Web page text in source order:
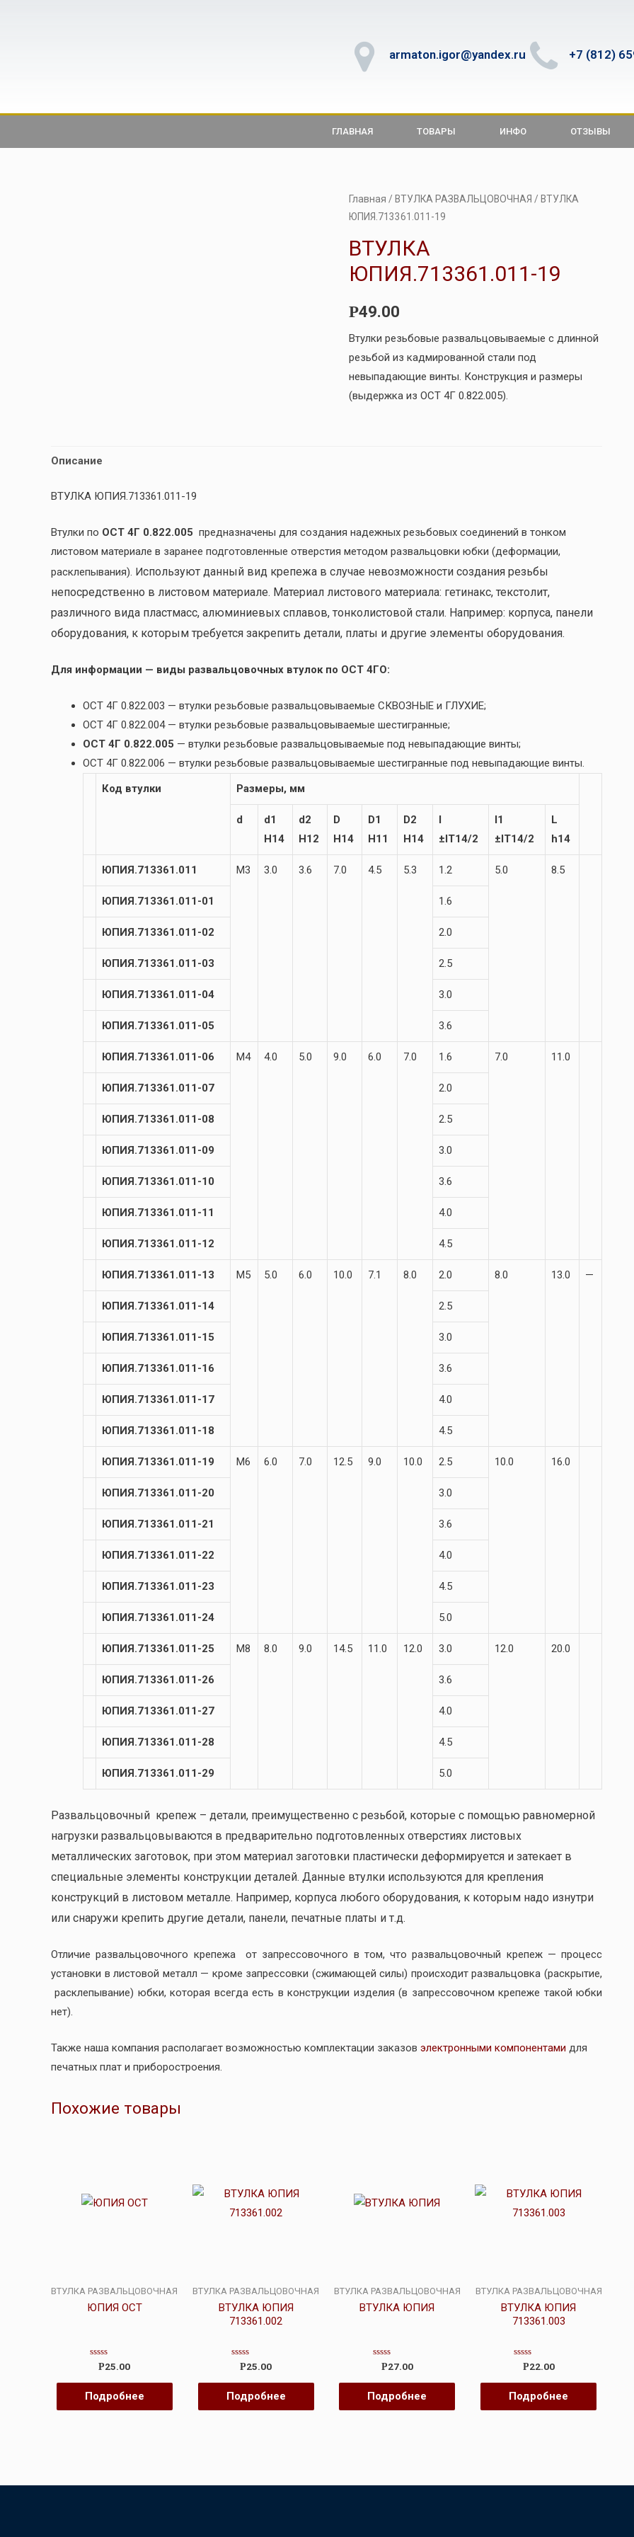
armaton.igor@yandex.ru +7 (812)
ГЛАВНАЯ ТОВАРЫ ИНФО ОТЗЫВЫ
Главная / ВТУЛКА РАЗВАЛЬЦОВОЧНАЯ / ВТУЛКА
ЮПИЯ.713361.011-19
ВТУЛКА
ЮПИЯ.713361.011-19
Р49.00
Втулки резьбовые развальцовываемые с длинной
резьбой из кадмированной стали под
невыпадающие винты. Конструкция и размеры
(выдержка из ОСТ 4Г 0.822.005).
Описание
ВТУЛКА ЮПИЯ.713361.011-19
Втулки по ОСТ 4Г 0.822.005 предназначены для создания надежных резьбовых соединений в тонком
листовом материале в заранее подготовленные отверстия методом развальцовки юбки (деформации,
расклепывания). Используют данный вид крепежа в случае невозможности создания резьбы
непосредственно в листовом материале. Материал листового материала: гетинакс, текстолит,
различного вида пластмасс, алюминиевых сплавов, тонколистовой стали. Например: корпуса, панели
оборудования, к которым требуется закрепить детали, платы и другие элементы оборудования.
Для информации — виды развальцовочных втулок по ОСТ 4ГО:
ОСТ 4Г 0.822.003 — втулки резьбовые развальцовываемые СКВОЗНЫЕ и ГЛУХИЕ;
ОСТ 4Г 0.822.004 — втулки резьбовые развальцовываемые шестигранные;
ОСТ 4Г 0.822.005 — втулки резьбовые развальцовываемые под невыпадающие винты;
ОСТ 4Г 0.822.006 — втулки резьбовые развальцовываемые шестигранные под невыпадающие винты.
Код втулки
Размеры, мм
d
d1
H14
d2
H12
D
H14
D1
H11
D2
H14
l
±IT14/2
l1
±IT14/2
L
h14
ЮПИЯ.713361.011 М3 3.0 3.6 7.0 4.5 5.3 1.2 5.0 8.5
ЮПИЯ.713361.011-01 1.6
ЮПИЯ.713361.011-02 2.0
ЮПИЯ.713361.011-03 2.5
ЮПИЯ.713361.011-04 3.0
ЮПИЯ.713361.011-05 3.6
ЮПИЯ.713361.011-06 М4 4.0 5.0 9.0 6.0 7.0 1.6 7.0 11.0
ЮПИЯ.713361.011-07 2.0
ЮПИЯ.713361.011-08 2.5
ЮПИЯ.713361.011-09 3.0
ЮПИЯ.713361.011-10 3.6
ЮПИЯ.713361.011-11 4.0
ЮПИЯ.713361.011-12 4.5
ЮПИЯ.713361.011-13 М5 5.0 6.0 10.0 7.1 8.0 2.0 8.0 13.0 —
ЮПИЯ.713361.011-14 2.5
ЮПИЯ.713361.011-15 3.0
ЮПИЯ.713361.011-16 3.6
ЮПИЯ.713361.011-17 4.0
ЮПИЯ.713361.011-18 4.5
ЮПИЯ.713361.011-19 М6 6.0 7.0 12.5 9.0 10.0 2.5 10.0 16.0
ЮПИЯ.713361.011-20 3.0
ЮПИЯ.713361.011-21 3.6
ЮПИЯ.713361.011-22 4.0
ЮПИЯ.713361.011-23 4.5
ЮПИЯ.713361.011-24 5.0
ЮПИЯ.713361.011-25 М8 8.0 9.0 14.5 11.0 12.0 3.0 12.0 20.0
ЮПИЯ.713361.011-26 3.6
ЮПИЯ.713361.011-27 4.0
ЮПИЯ.713361.011-28 4.5
ЮПИЯ.713361.011-29 5.0
Развальцовочный крепеж – детали, преимущественно с резьбой, которые с помощью равномерной
нагрузки развальцовываются в предварительно подготовленных отверстиях листовых
металлических заготовок, при этом материал заготовки пластически деформируется и затекает в
специальные элементы конструкции деталей. Данные втулки используются для крепления
конструкций в листовом металле. Например, корпуса любого оборудования, к которым надо изнутри
или снаружи крепить другие детали, панели, печатные платы и т.д.
Отличие развальцовочного крепежа от запрессовочного в том, что развальцовочный крепеж — процесс
установки в листовой металл — кроме запрессовки (сжимающей силы) происходит развальцовка (раскрытие,
расклепывание) юбки, которая всегда есть в конструкции изделия (в запрессовочном крепеже такой юбки
нет).
Также наша компания располагает возможностью комплектации заказов электронными компонентами для
печатных плат и приборостроения.
Похожие товары
ВТУЛКА РАЗВАЛЬЦОВОЧНАЯ
ЮПИЯ ОСТ
Оценка
из
5
Р25.00
Подробнее
ВТУЛКА РАЗВАЛЬЦОВОЧНАЯ
ВТУЛКА ЮПИЯ
713361.002
Оценка
из
5
Р25.00
Подробнее
ВТУЛКА РАЗВАЛЬЦОВОЧНАЯ
ВТУЛКА ЮПИЯ
Оценка
из
5
Р27.00
Подробнее
ВТУЛКА РАЗВАЛЬЦОВОЧНАЯ
ВТУЛКА ЮПИЯ
713361.003
Оценка
из
5
Р22.00
Подробнее